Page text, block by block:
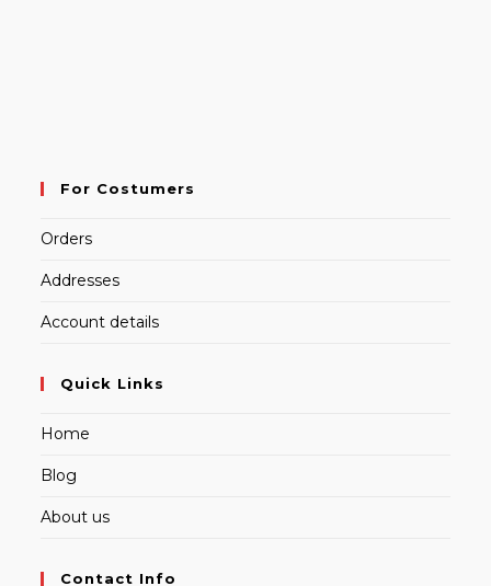
For Costumers
Orders
Addresses
Account details
Quick Links
Home
Blog
About us
Contact Info